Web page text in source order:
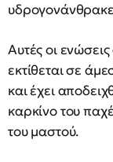
Αυτές οι
εκτίθεται σε
και έχει
καρκίνο του
του μαστού.